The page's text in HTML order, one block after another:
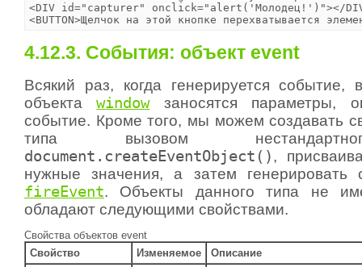
<DIV id="capturer" onclick="alert('Молодец!')"></
<BUTTON>Щелчок на этой кнопке перехватывается
4.12.3. События: объект event
Всякий раз, когда генерируется событие,
объектаwindowзаносятся параметры,
событие. Кроме того, мы можем создавать
типа вызовом
document.createEventObject(),
нужные значения, а затем генерировать
fireEvent. Объекты данного типа не
обладают следующими свойствами.
Свойства объектов event
Свойство
Изменяемое
Описание